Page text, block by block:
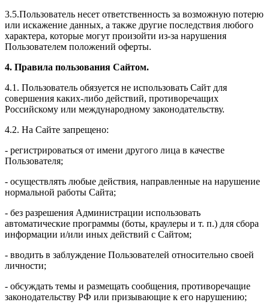
3.5.Пользователь несет ответственность за возможную потерю
или искажение данных, а также другие последствия любого
характера, которые могут произойти из-за нарушения
Пользователем положений оферты.
4. Правила пользования Сайтом.
4.1. Пользователь обязуется не использовать Сайт для
совершения каких-либо действий, противоречащих
Российскому или международному законодательству.
4.2. На Сайте запрещено:
- регистрироваться от имени другого лица в качестве
Пользователя;
- осуществлять любые действия, направленные на нарушение
нормальной работы Сайта;
- без разрешения Администрации использовать
автоматические программы (боты, краулеры и т. п.) для сбора
информации и/или иных действий с Сайтом;
- вводить в заблуждение Пользователей относительно своей
личности;
- обсуждать темы и размещать сообщения, противоречащие
законодательству РФ или призывающие к его нарушению;